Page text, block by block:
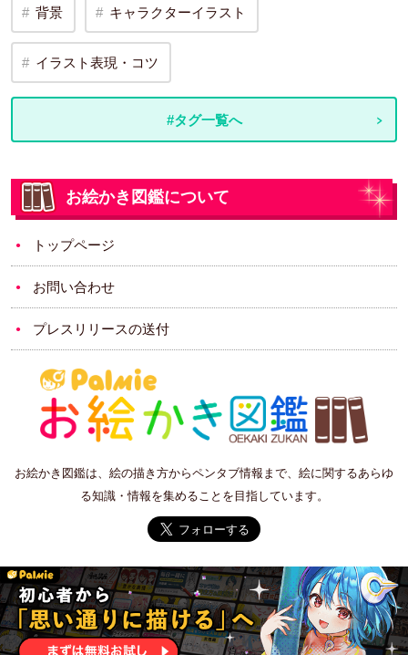
背景 キャラクターイラスト
イラスト表現・コツ
#タグ一覧へ
お絵かき図鑑について
トップページ
お問い合わせ
プレスリリースの送付
お絵かき図鑑は、絵の描き方からペンタブ情報まで、絵に関するあらゆ
る知識・情報を集めることを目指しています。